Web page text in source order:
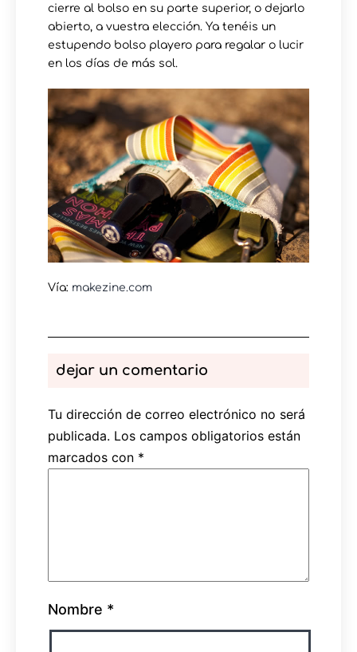
cierre al bolso en su parte superior, o dejarlo
abierto, a vuestra elección. Ya tenéis un
estupendo bolso playero para regalar o lucir
en los días de más sol.
Vía: makezine.com
dejar un comentario
Tu dirección de correo electrónico no será
publicada. Los campos obligatorios están
marcados con *
Nombre *